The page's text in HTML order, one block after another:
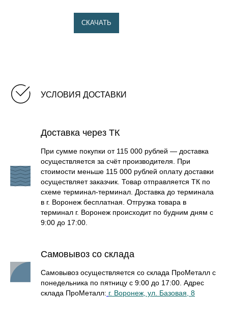
CКАЧАТЬ
УСЛОВИЯ ДОСТАВКИ
Доставка через ТК
При сумме покупки от 115 000 рублей — доставка
осуществляется за счёт производителя. При
стоимости меньше 115 000 рублей оплату доставки
осуществляет заказчик. Товар отправляется ТК по
схеме терминал-терминал. Доставка до терминала
в г. Воронеж бесплатная. Отгрузка товара в
терминал г. Воронеж происходит по будним дням с
9:00 до 17:00.
Самовывоз со склада
Самовывоз осуществляется со склада ПроМеталл с
понедельника по пятницу с 9:00 до 17:00. Адрес
склада ПроМеталл: г. Воронеж, ул. Базовая, 8